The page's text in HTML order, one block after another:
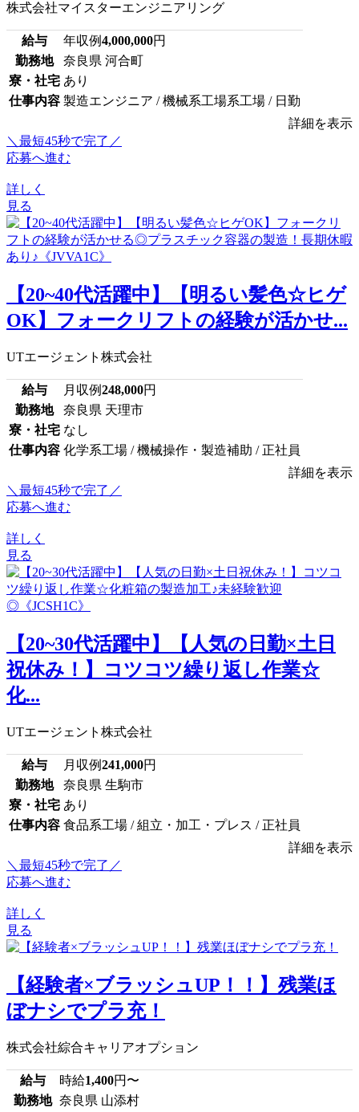
株式会社マイスターエンジニアリング
給与 年収例4,000,000円
勤務地
奈良県 河合町
寮・社宅 あり
仕事内容 製造エンジニア / 機械系工場系工場 / 日勤
詳細を表示
＼最短45秒で完了／
応募へ進む
詳しく
見る
【20~40代活躍中】【明るい髪色☆ヒゲ
OK】フォークリフトの経験が活かせ...
UTエージェント株式会社
給与 月収例248,000円
勤務地
奈良県 天理市
寮・社宅 なし
仕事内容 化学系工場 / 機械操作・製造補助 / 正社員
詳細を表示
＼最短45秒で完了／
応募へ進む
詳しく
見る
【20~30代活躍中】【人気の日勤×土日
祝休み！】コツコツ繰り返し作業☆
化...
UTエージェント株式会社
給与 月収例241,000円
勤務地
奈良県 生駒市
寮・社宅 あり
仕事内容 食品系工場 / 組立・加工・プレス / 正社員
詳細を表示
＼最短45秒で完了／
応募へ進む
詳しく
見る
【経験者×ブラッシュUP！！】残業ほ
ぼナシでプラ充！
株式会社綜合キャリアオプション
給与 時給1,400円〜
勤務地 奈良県 山添村